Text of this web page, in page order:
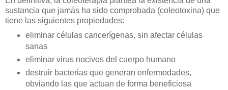
sustancia que jamás ha sido comprobada (coleotoxina) que
tiene las siguientes propiedades:
eliminar células cancerígenas, sin afectar células
sanas
eliminar virus nocivos del cuerpo humano
destruir bacterias que generan enfermedades,
obviando las que actuan de forma beneficiosa